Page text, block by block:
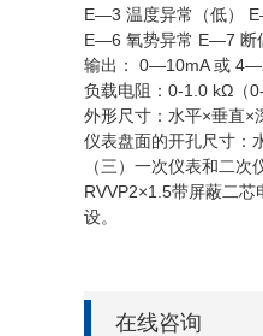
E—3 温度异常（低）
E—6 氧势异常 E—7 断
输出： 0—10mA 或
负载电阻：0-1.0 kΩ（
外形尺寸：水平×垂直×
仪表盘面的开孔尺寸：
（三）一次仪表和二次
RVVP2×1.5带屏蔽二
设。
在线咨询